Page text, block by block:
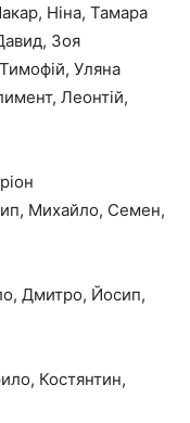
Ніна, Тамара
Зоя
Уляна
Леонтій,
Михайло, Семен,
Дмитро, Йосип,
Костянтин,